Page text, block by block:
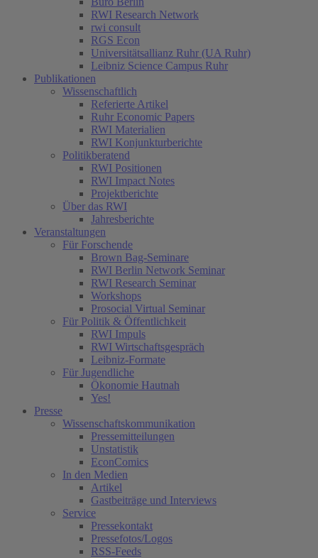
RWI Research Network
rwi consult
RGS Econ
Universitätsallianz Ruhr (UA Ruhr)
Leibniz Science Campus Ruhr
Publikationen
Wissenschaftlich
Referierte Artikel
Ruhr Economic Papers
RWI Materialien
RWI Konjunkturberichte
Politikberatend
RWI Positionen
RWI Impact Notes
Projektberichte(current)
Über das RWI
Jahresberichte
Veranstaltungen
Für Forschende
Brown Bag-Seminare
RWI Berlin Network Seminar
RWI Research Seminar
Workshops
Prosocial Virtual Seminar
Für Politik & Öffentlichkeit
RWI Impuls
RWI Wirtschaftsgespräch
Leibniz-Formate
Für Jugendliche
Ökonomie Hautnah
Yes!
Presse
Wissenschaftskommunikation
Pressemitteilungen
Unstatistik
EconComics
In den Medien
Artikel
Gastbeiträge und Interviews
Service
Pressekontakt
Pressefotos/Logos
RSS-Feeds